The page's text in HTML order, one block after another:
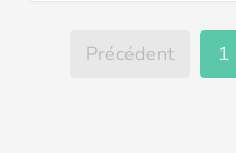
Précédent 1